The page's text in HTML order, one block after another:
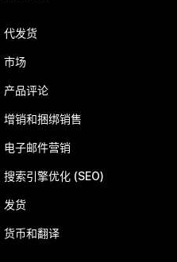
代发货
市场
产品评论
增销和捆绑销售
电子邮件营销
搜索引擎优化 (SEO)
发货
货币和翻译